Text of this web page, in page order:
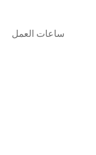
ساعات العمل